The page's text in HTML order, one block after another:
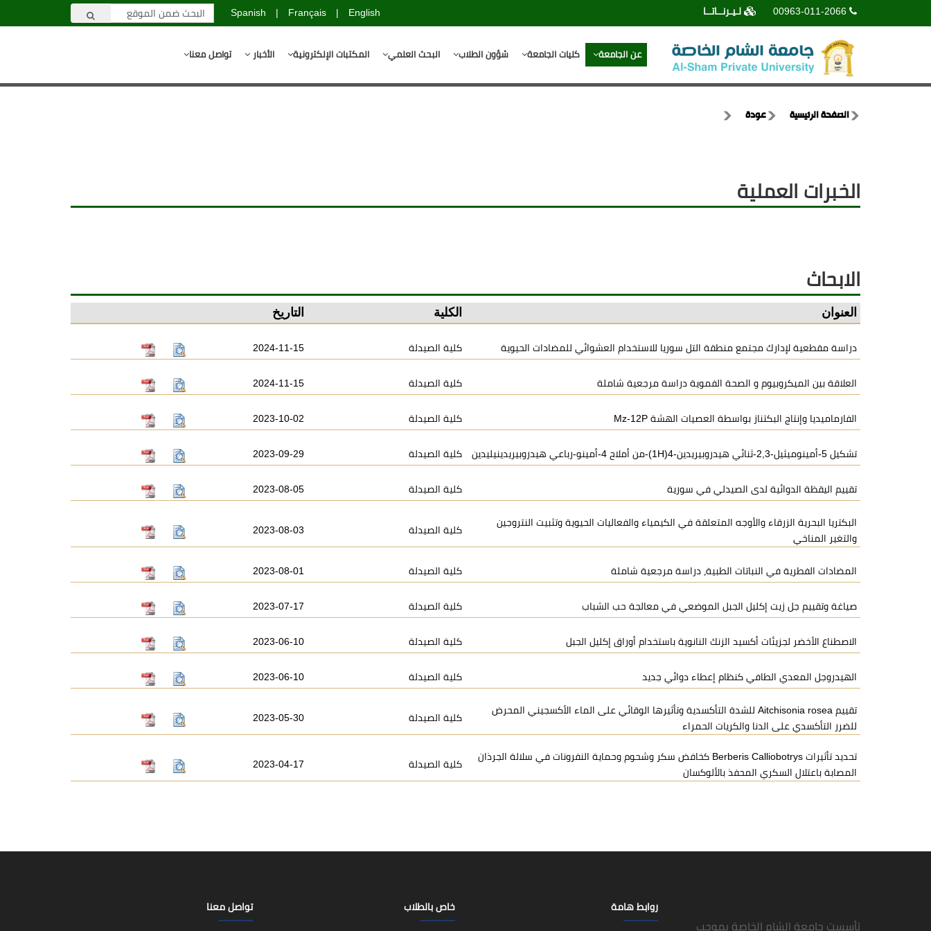
00963-011-2066 لـيـرنــاتــا English
|
Français
|
Spanish
عن الجامعة كليات الجامعة شؤون الطلاب البحث العلمي المكتبات الإلكترونية الأخبار تواصل معنا
الصفحة الرئيسية عودة
الخبرات العملية
الابحاث
العنوان الكلية التاريخ
دراسة مقطعية لإدارك مجتمع منطقة التل سوريا للاستخدام العشوائي للمضادات الحيوية كلية الصيدلة 2024-11-15
العلاقة بين الميكروبيوم و الصحة الفموية دراسة مرجعية شاملة كلية الصيدلة 2024-11-15
الفارماميديا وإنتاج البكتناز بواسطة العصيات الهشة Mz-12P كلية الصيدلة 2023-10-02
تشكيل 5-أمينوميثيل-2,3-ثنائي هيدروبيريدين-4(1H)-من أملاح 4-أمينو-رباعي هيدروبيريدينيليدين كلية الصيدلة 2023-09-29
تقييم اليقظة الدوائية لدى الصيدلي في سورية كلية الصيدلة 2023-08-05
البكتريا البحرية الزرقاء والأوجه المتعلقة في الكيمياء والفعاليات الحيوية وتثبيت النتروجين
والتغير المناخي
كلية الصيدلة 2023-08-03
المضادات الفطرية في النباتات الطبية، دراسة مرجعية شاملة كلية الصيدلة 2023-08-01
صياغة وتقييم جل زيت إكليل الجبل الموضعي في معالجة حب الشباب كلية الصيدلة 2023-07-17
الاصطناع الأخضر لجزيئات أكسيد الزنك النانوية باستخدام أوراق إكليل الجبل كلية الصيدلة 2023-06-10
الهيدروجل المعدي الطافي كنظام إعطاء دوائي جديد كلية الصيدلة 2023-06-10
تقييم Aitchisonia rosea للشدة التأكسدية وتأثيرها الوقائي على الماء الأكسجيني المحرض
للضرر التأكسدي على الدنا والكريات الحمراء
كلية الصيدلة 2023-05-30
تحديد تأثيرات Berberis Calliobotrys كخافض سكر وشحوم وحماية النفرونات في سلالة الجرذان
المصابة باعتلال السكري المحفذ بالألوكسان
كلية الصيدلة 2023-04-17
تأسست جامعة الشام الخاصة بموجب
روابط هامة خاص بالطلاب تواصل معنا